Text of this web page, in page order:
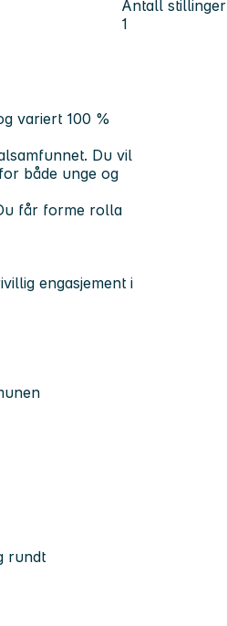
Antall stillinger
1
variert 100 %
Du vil
både unge og
får forme rolla
engasjement i
rundt